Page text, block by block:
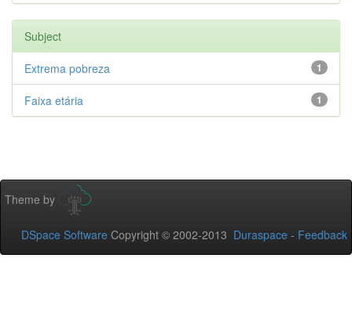
Subject
1
Extrema pobreza
1
Faixa etária
Theme by
DSpace Software Copyright © 2002-2013 Duraspace - Feedback